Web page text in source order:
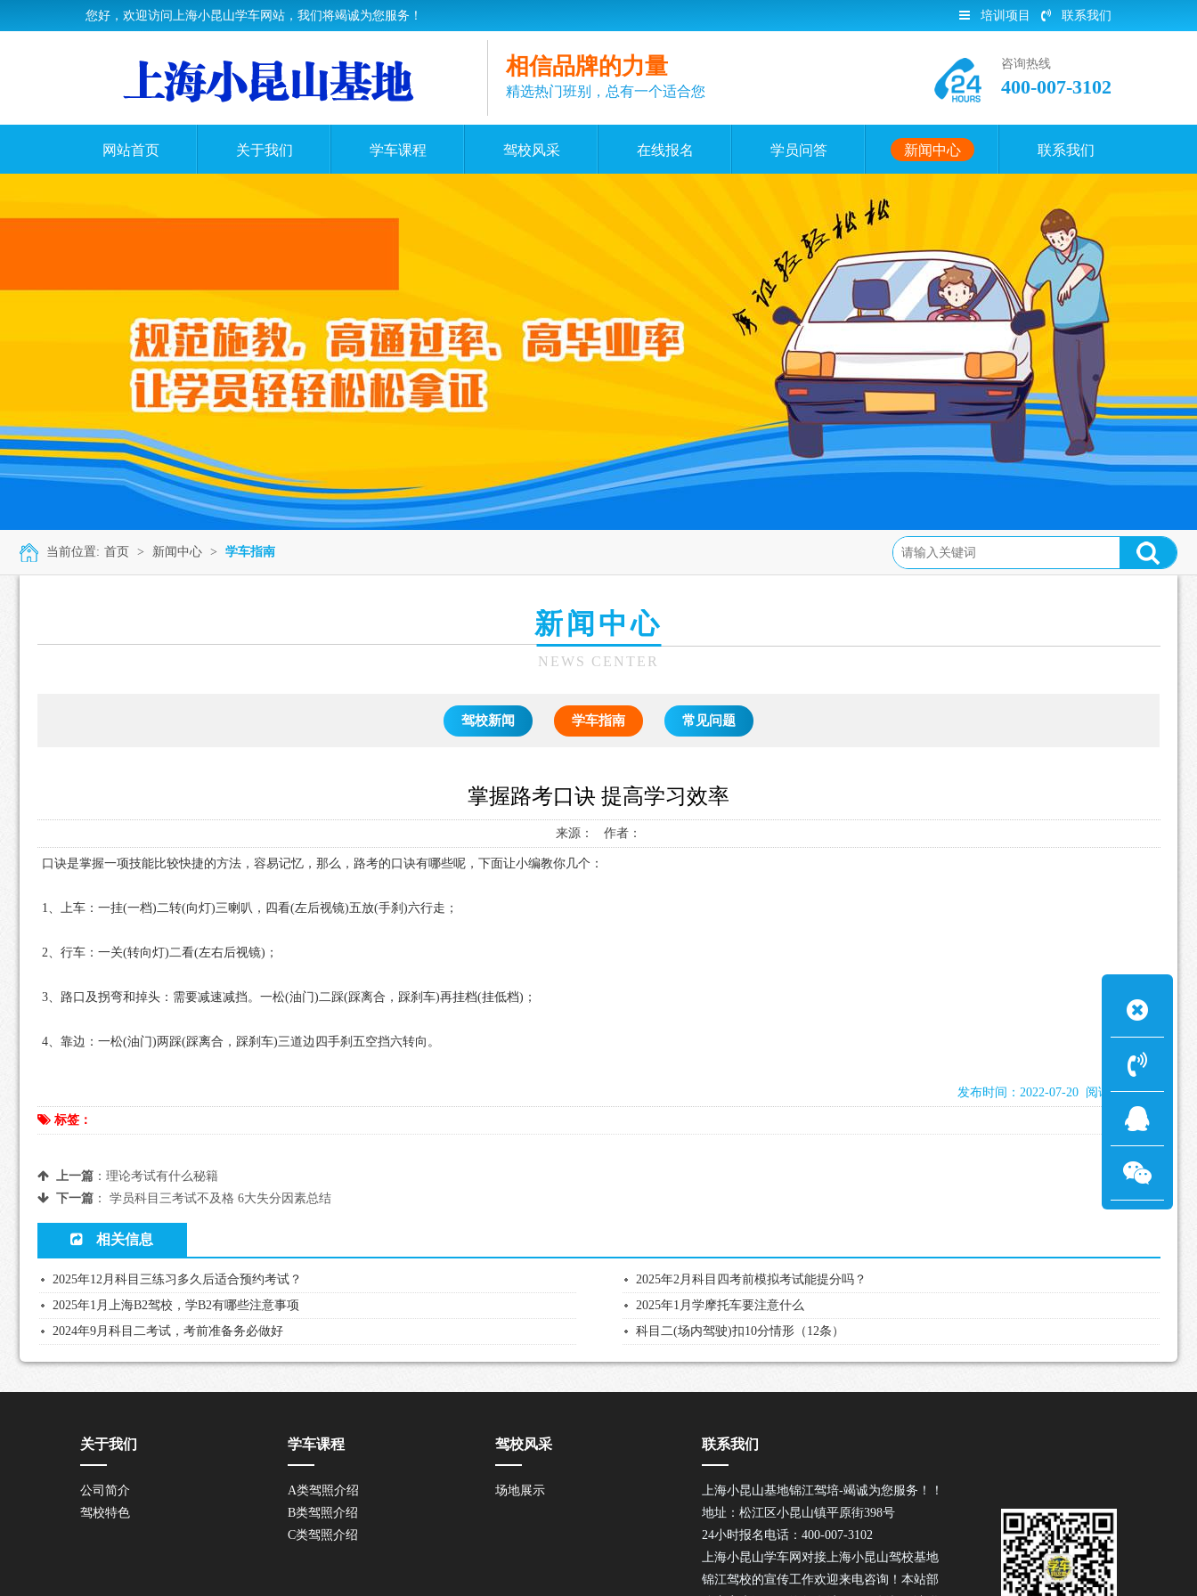
您好，欢迎访问上海小昆山学车网站，我们将竭诚为您服务！ 培训项目 联系我们
相信品牌的力量
精选热门班别，总有一个适合您
咨询热线
400-007-3102
网站首页 关于我们 学车课程 驾校风采 在线报名 学员问答 新闻中心 联系我们
当前位置: 首页 > 新闻中心 > 学车指南
新闻中心
NEWS CENTER
驾校新闻 学车指南 常见问题
掌握路考口诀 提高学习效率
来源： 作者：
口诀是掌握一项技能比较快捷的方法，容易记忆，那么，路考的口诀有哪些呢，下面让小编教你几个：
1、上车：一挂(一档)二转(向灯)三喇叭，四看(左后视镜)五放(手刹)六行走；
2、行车：一关(转向灯)二看(左右后视镜)；
3、路口及拐弯和掉头：需要减速减挡。一松(油门)二踩(踩离合，踩刹车)再挂档(挂低档)；
4、靠边：一松(油门)两踩(踩离合，踩刹车)三道边四手刹五空挡六转向。
发布时间：2022-07-20 阅读：2112次
标签：
上一篇： 理论考试有什么秘籍
下一篇： 学员科目三考试不及格 6大失分因素总结
相关信息
2025年12月科目三练习多久后适合预约考试？
2025年2月科目四考前模拟考试能提分吗？
2025年1月上海B2驾校，学B2有哪些注意事项
2025年1月学摩托车要注意什么
2024年9月科目二考试，考前准备务必做好
科目二(场内驾驶)扣10分情形（12条）
关于我们
公司简介
驾校特色
学车课程
A类驾照介绍
B类驾照介绍
C类驾照介绍
驾校风采
场地展示
联系我们
上海小昆山基地锦江驾培-竭诚为您服务！！
地址：松江区小昆山镇平原街398号
24小时报名电话：400-007-3102
上海小昆山学车网对接上海小昆山驾校基地
锦江驾校的宣传工作欢迎来电咨询！本站部